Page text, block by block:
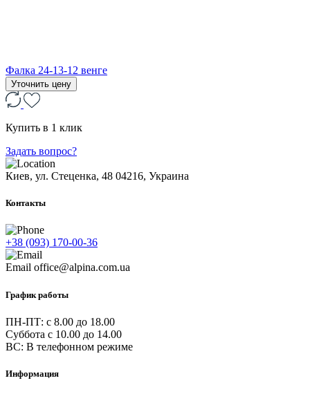
Фалка 24-13-12 венге
Уточнить цену
Купить в 1 клик
Задать вопрос?
Киев, ул. Стеценка, 48 04216, Украина
Контакты
+38 (093) 170-00-36
Email office@alpina.com.ua
График работы
ПН-ПТ: c 8.00 до 18.00
Суббота с 10.00 до 14.00
ВС: В телефонном режиме
Информация